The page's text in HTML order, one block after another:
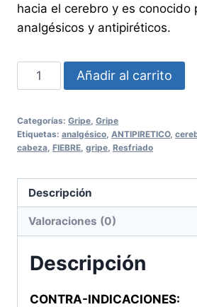
hacia el cerebro y es conocido
analgésicos y antipiréticos.
LAXIFEN
50
cantidad
Añadir al carrito
Categorías: Gripe Gripe
Etiquetas: analgésico ANTIPIRETICO,
cabeza FIEBRE gripe Resfriado
Descripción
Valoraciones (0)
Descripción
CONTRA-INDICACIONES: